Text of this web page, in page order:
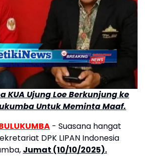
KUA Ujung Loe Berkunjung ke
Untuk Meminta Maaf.
- Suasana hangat
DPK LIPAN Indonesia
Jumat (10/10/2025).